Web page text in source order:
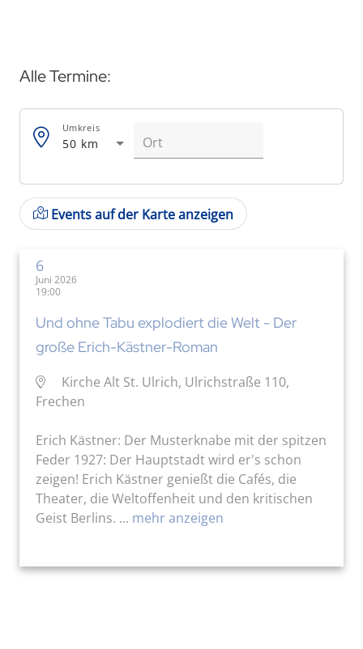
Alle Termine:
50 km
Umkreis
Events auf der Karte anzeigen
6
Juni 2026
19:00
Und ohne Tabu explodiert die Welt - Der
große Erich-Kästner-Roman
Kirche Alt St. Ulrich, Ulrichstraße 110,
Frechen
Erich Kästner: Der Musterknabe mit der spitzen
Feder 1927: Der Hauptstadt wird er's schon
zeigen! Erich Kästner genießt die Cafés, die
Theater, die Weltoffenheit und den kritischen
Geist Berlins. ... mehr anzeigen